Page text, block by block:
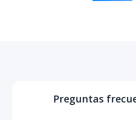
Preguntas